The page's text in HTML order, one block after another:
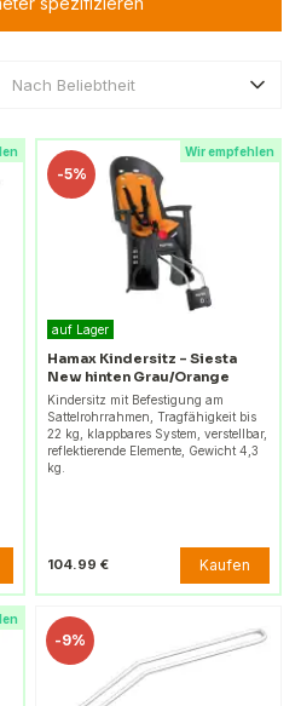
Nach Beliebtheit
Wir empfehlen
-5%
auf Lager
Hamax Kindersitz – Siesta
New hinten Grau/Orange
Kindersitz mit Befestigung am
Sattelrohrrahmen, Tragfähigkeit bis
22 kg, klappbares System, verstellbar,
reflektierende Elemente, Gewicht 4,3
kg.
104.99 € Kaufen
-9%